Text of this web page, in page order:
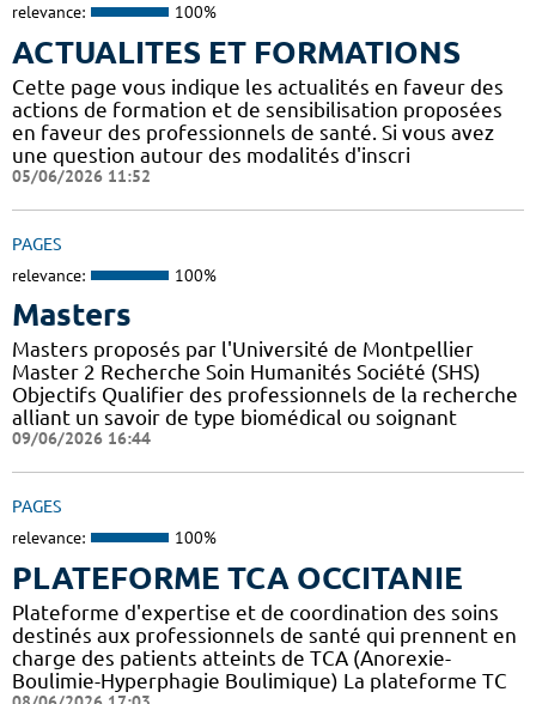
relevance: 100%
ACTUALITES ET FORMATIONS
Cette page vous indique les actualités en faveur des
actions de formation et de sensibilisation proposées
en faveur des professionnels de santé. Si vous avez
une question autour des modalités d'inscri
05/06/2026 11:52
PAGES
relevance: 100%
Masters
Masters proposés par l'Université de Montpellier
Master 2 Recherche Soin Humanités Société (SHS)
Objectifs Qualifier des professionnels de la recherche
alliant un savoir de type biomédical ou soignant
09/06/2026 16:44
PAGES
relevance: 100%
PLATEFORME TCA OCCITANIE
Plateforme d'expertise et de coordination des soins
destinés aux professionnels de santé qui prennent en
charge des patients atteints de TCA (Anorexie-
Boulimie-Hyperphagie Boulimique) La plateforme TC